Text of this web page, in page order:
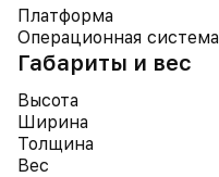
Платформа
Операционная система
Габариты и вес
Высота
Ширина
Толщина
Вес